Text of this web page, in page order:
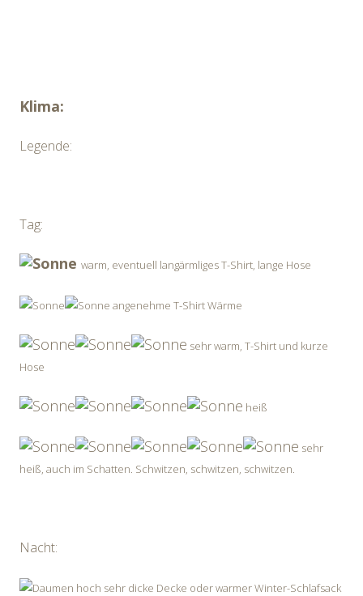
Klima:
Legende:
Tag:
warm, eventuell langärmliges T-Shirt, lange Hose
angenehme T-Shirt Wärme
sehr warm, T-Shirt und kurze
Hose
heiß
sehr
heiß, auch im Schatten. Schwitzen, schwitzen, schwitzen.
Nacht:
sehr dicke Decke oder warmer Winter-Schlafsack